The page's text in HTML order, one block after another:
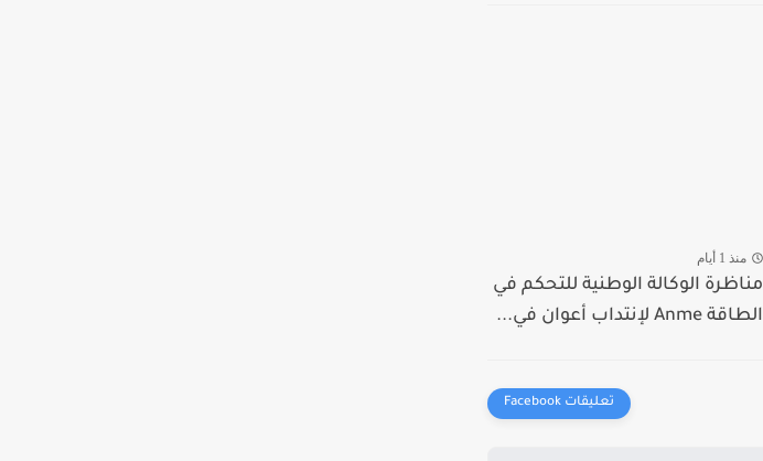
منذ 1 أيام
مناظرة الوكالة الوطنية للتحكم في
الطاقة Anme لإنتداب أعوان في...